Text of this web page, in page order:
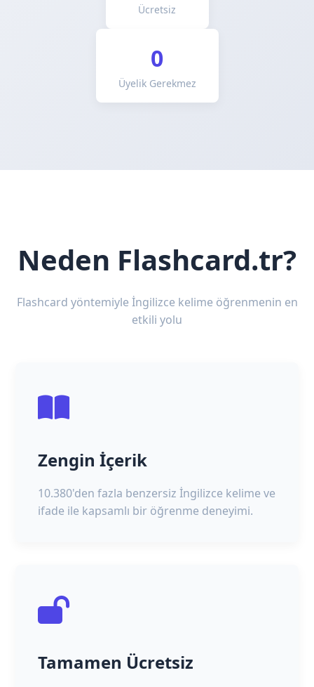
Ücretsiz
0
Üyelik Gerekmez
Neden Flashcard.tr?
Flashcard yöntemiyle İngilizce kelime öğrenmenin en
etkili yolu
Zengin İçerik
10.380'den fazla benzersiz İngilizce kelime ve
ifade ile kapsamlı bir öğrenme deneyimi.
Tamamen Ücretsiz